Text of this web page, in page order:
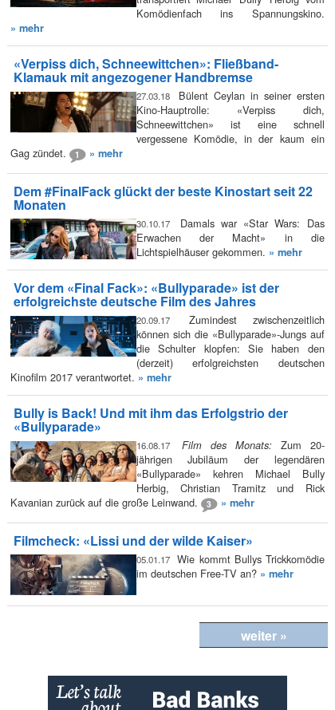
Komödienfach ins Spannungskino.
» mehr
«Verpiss dich, Schneewittchen»: Fließband-
Klamauk mit angezogener Handbremse
27.03.18
Bülent Ceylan in seiner ersten
Kino-Hauptrolle: «Verpiss dich,
Schneewittchen» ist eine schnell
vergessene Komödie, in der kaum ein
Gag zündet. 1 » mehr
Dem #FinalFack glückt der beste Kinostart seit 22
Monaten
30.10.17
Damals war «Star Wars: Das
Erwachen der Macht» in die
Lichtspielhäuser gekommen. » mehr
Vor dem «Final Fack»: «Bullyparade» ist der
erfolgreichste deutsche Film des Jahres
20.09.17
Zumindest zwischenzeitlich
können sich die «Bullyparade»-Jungs auf
die Schulter klopfen: Sie haben den
(derzeit) erfolgreichsten deutschen
Kinofilm 2017 verantwortet. » mehr
Bully is Back! Und mit ihm das Erfolgstrio der
«Bullyparade»
16.08.17 Film des Monats:Zum 20-
jährigen Jubiläum der legendären
«Bullyparade» kehren Michael Bully
Herbig, Christian Tramitz und Rick
Kavanian zurück auf die große Leinwand. 3 » mehr
Filmcheck: «Lissi und der wilde Kaiser»
05.01.17 Wie kommt Bullys Trickkomödie
im deutschen Free-TV an? » mehr
weiter »